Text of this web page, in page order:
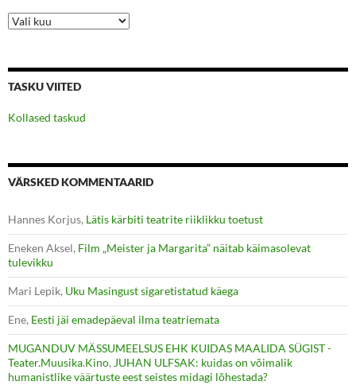
Arhiiv
TASKU VIITED
Kollased taskud
VÄRSKED KOMMENTAARID
Hannes Korjus, Lätis kärbiti teatrite riiklikku toetust
Eneken Aksel, Film „Meister ja Margarita” näitab käimasolevat
tulevikku
Mari Lepik, Uku Masingust sigaretistatud käega
Ene, Eesti jäi emadepäeval ilma teatriemata
MUGANDUV MÄSSUMEELSUS EHK KUIDAS MAALIDA SÜGIST -
Teater.Muusika.Kino, JUHAN ULFSAK: kuidas on võimalik
humanistlike väärtuste eest seistes midagi lõhestada?